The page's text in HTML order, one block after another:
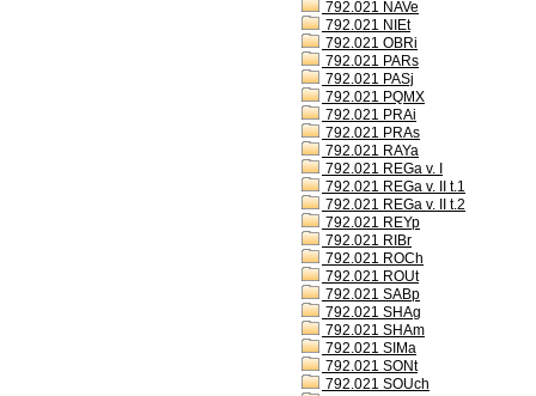
792.021 NAVe
792.021 NIEt
792.021 OBRi
792.021 PARs
792.021 PASj
792.021 PQMX
792.021 PRAi
792.021 PRAs
792.021 RAYa
792.021 REGa v. I
792.021 REGa v. II t.1
792.021 REGa v. II t.2
792.021 REYp
792.021 RIBr
792.021 ROCh
792.021 ROUt
792.021 SABp
792.021 SHAg
792.021 SHAm
792.021 SIMa
792.021 SONt
792.021 SOUch